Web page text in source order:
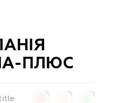
ПЛЮС